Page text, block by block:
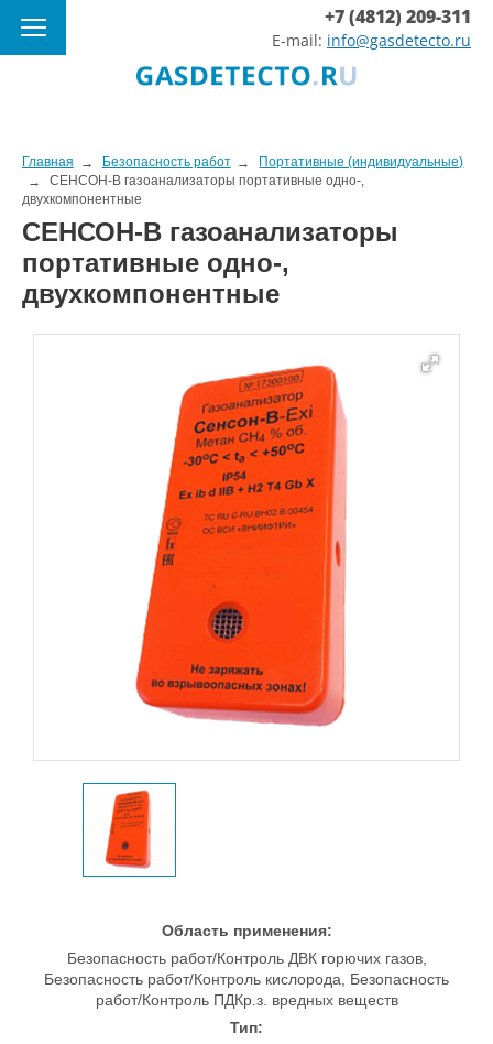
+7 (4812) 209-311
E-mail: info@gasdetecto.ru
Главная Безопасность работ
Портативные (индивидуальные)
СЕНСОН-В газоанализаторы портативные одно-,
двухкомпонентные
СЕНСОН-В газоанализаторы
портативные одно-,
двухкомпонентные
Область применения:
Безопасность работ/Контроль ДВК горючих газов,
Безопасность работ/Контроль кислорода, Безопасность
работ/Контроль ПДКр.з. вредных веществ
Тип: